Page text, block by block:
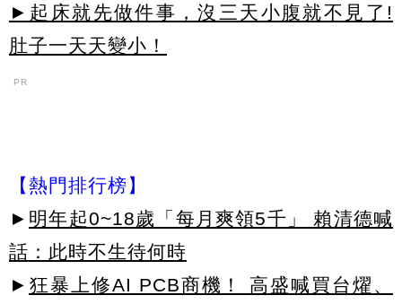
►起床就先做件事，沒三天小腹就不見了!
肚子一天天變小！
PR
【熱門排行榜】
► 明年起0~18歲「每月爽領5千」 賴清德喊
話：此時不生待何時
► 狂暴上修AI PCB商機！ 高盛喊買台燿、